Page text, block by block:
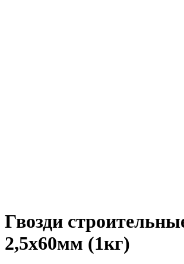
Гвозди
2,5х60мм (1кг)